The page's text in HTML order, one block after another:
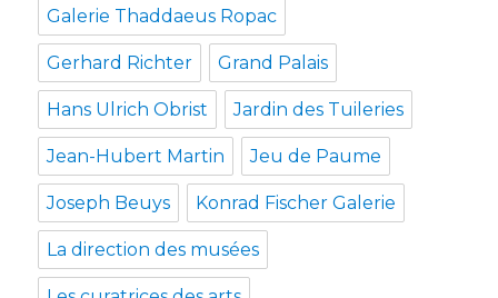
Galerie Thaddaeus Ropac
Gerhard Richter Grand Palais
Hans Ulrich Obrist Jardin des Tuileries
Jean-Hubert Martin Jeu de Paume
Joseph Beuys Konrad Fischer Galerie
La direction des musées